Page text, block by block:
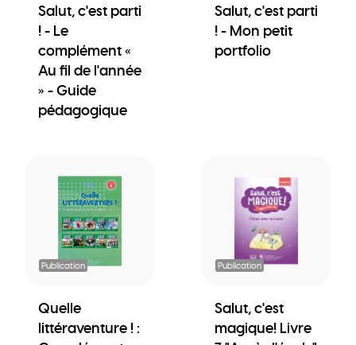
Salut, c'est parti
! - Le
complément «
Au fil de l'année
» - Guide
pédagogique
Salut, c'est parti
! - Mon petit
portfolio
Publication
Quelle
littéraventure ! :
Publication
Salut, c'est
magique! Livre